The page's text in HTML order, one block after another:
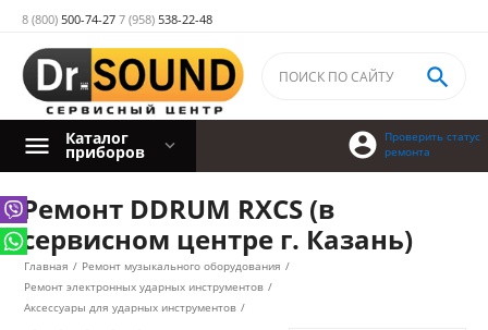
8 (800) 500-74-27 7 (958) 538-22-48
Проверить статус
ремонта


Каталог
приборов
Ремонт DDRUM RXCS (в
сервисном центре г. Казань)
Главная / Ремонт музыкального оборудования /
Ремонт электронных ударных инструментов /
Аксессуары для ударных инструментов /